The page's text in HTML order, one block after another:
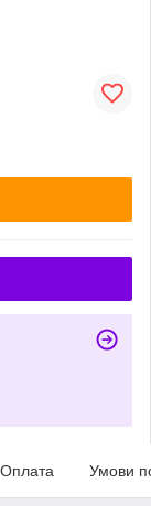
Оплата Умови